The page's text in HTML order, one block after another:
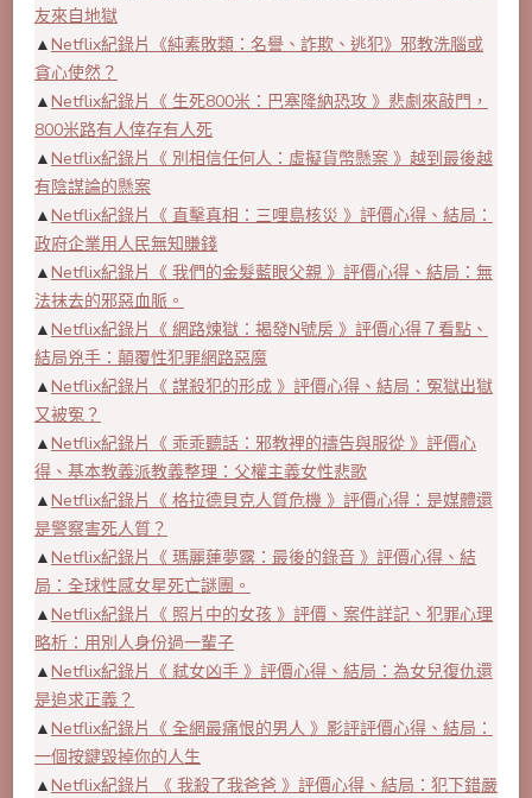
友來自地獄
▲ Netflix紀錄片《純素敗類：名譽、詐欺、逃犯》邪教洗腦或
貪心使然？
▲ Netflix紀錄片《 生死800米：巴塞隆納恐攻 》悲劇來敲門，
800米路有人倖存有人死
▲ Netflix紀錄片《 別相信任何人：虛擬貨幣懸案 》越到最後越
有陰謀論的懸案
▲ Netflix紀錄片《 直擊真相：三哩島核災 》評價心得、結局：
政府企業用人民無知賺錢
▲ Netflix紀錄片《 我們的金髮藍眼父親 》評價心得、結局：無
法抹去的邪惡血脈。
▲ Netflix紀錄片《 網路煉獄：揭發N號房 》評價心得７看點、
結局兇手：顛覆性犯罪網路惡魔
▲ Netflix紀錄片《 謀殺犯的形成 》評價心得、結局：冤獄出獄
又被冤？
▲ Netflix紀錄片《 乖乖聽話：邪教裡的禱告與服從 》評價心
得、基本教義派教義整理：父權主義女性悲歌
▲ Netflix紀錄片《 格拉德貝克人質危機 》評價心得：是媒體還
是警察害死人質？
▲ Netflix紀錄片《 瑪麗蓮夢露：最後的錄音 》評價心得、結
局：全球性感女星死亡謎團。
▲ Netflix紀錄片《 照片中的女孩 》評價、案件詳記、犯罪心理
略析：用別人身份過一輩子
▲ Netflix紀錄片《 弒女凶手 》評價心得、結局：為女兒復仇還
是追求正義？
▲ Netflix紀錄片《 全網最痛恨的男人 》影評評價心得、結局：
一個按鍵毀掉你的人生
▲ Netflix紀錄片 《 我殺了我爸爸 》評價心得、結局：犯下錯嚴